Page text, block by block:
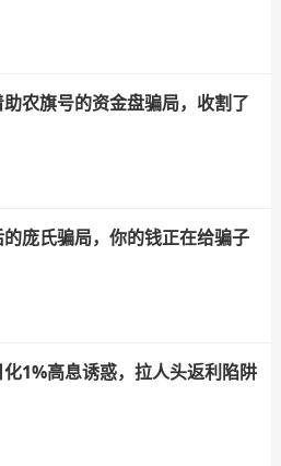
农旗号的资金盘骗局，收割了
庞氏骗局，你的钱正在给骗子
1%高息诱惑，拉人头返利陷阱